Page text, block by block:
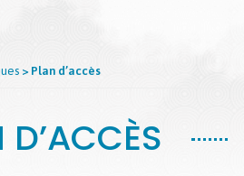
> Plan d’accès
D’ACCÈS